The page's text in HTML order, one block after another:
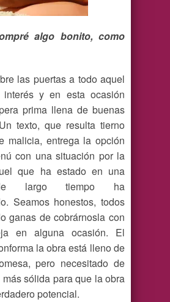
algo bonito, como
las puertas a todo aquel
interés y en esta ocasión
prima llena de buenas
texto, que resulta tierno
malicia, entrega la opción
con una situación por la
que ha estado en una
largo tiempo ha
Seamos honestos, todos
ganas de cobrárnosla con
en alguna ocasión. El
la obra está lleno de
pero necesitado de
sólida para que la obra
potencial.